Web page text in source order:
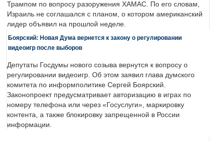
Трампом по вопросу разоружения ХАМАС. По его словам,
Израиль не соглашался с планом, о котором американский
лидер объявил на прошлой неделе.
Боярский: Новая Дума вернется к закону о регулировании
видеоигр после выборов
Депутаты Госдумы нового созыва вернутся к вопросу о
регулировании видеоигр. Об этом заявил глава думского
комитета по информполитике Сергей Боярский.
Законопроект предусматривает авторизацию в играх по
номеру телефона или через «Госуслуги», маркировку
контента, а также блокировку запрещенной в России
информации.